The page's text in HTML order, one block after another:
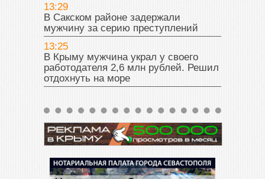
13:29
В Сакском районе задержали
мужчину за серию преступлений
13:25
В Крыму мужчина украл у своего
работодателя 2,6 млн рублей. Решил
отдохнуть на море